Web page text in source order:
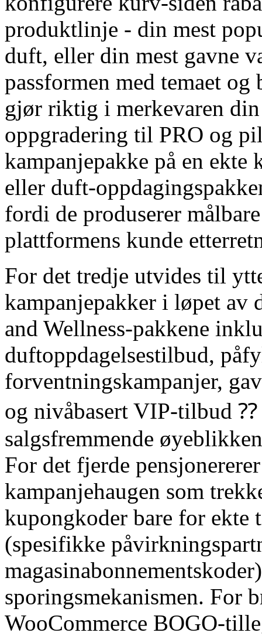
produktlinje - din mest
duft, eller din mest gavne
passformen med temaet
gjør riktig i merkevaren
oppgradering til PRO og
kampanjepakke på en ekte
eller duft-
fordi de produserer
plattformens kunde
For det tredje utvides til
kampanjepakker i løpet av
and Wellness-pakkene
duftoppdagelsestilbud,
forventningskampanjer,
og nivåbasert VIP-tilbud ⁇
salgsfremmende
For det fjerde
kampanjehaugen som
kupongkoder bare for
(spesifikke
sporingsmekanismen. For
WooCommerce BOGO-